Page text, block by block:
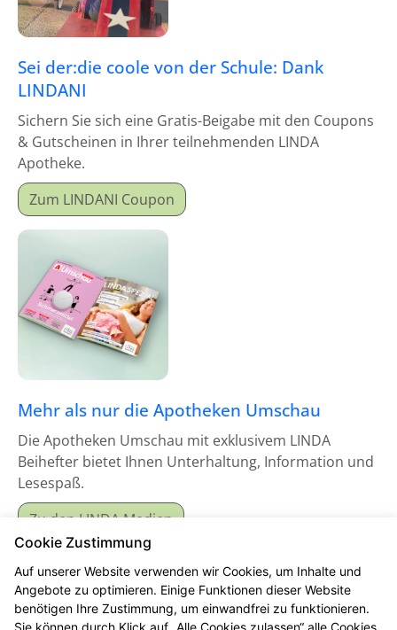
Sei der:die coole von der Schule: Dank
LINDANI
Sichern Sie sich eine Gratis-Beigabe mit den Coupons
& Gutscheinen in Ihrer teilnehmenden LINDA
Apotheke.
Zum LINDANI Coupon
Mehr als nur die Apotheken Umschau
Die Apotheken Umschau mit exklusivem LINDA
Beihefter bietet Ihnen Unterhaltung, Information und
Lesespaß.
Zu den LINDA Medien
Cookie Zustimmung
Auf unserer Website verwenden wir Cookies, um Inhalte und
Angebote zu optimieren. Einige Funktionen dieser Website
benötigen Ihre Zustimmung, um einwandfrei zu funktionieren.
Sie können durch Klick auf „Alle Cookies zulassen“ alle Cookies